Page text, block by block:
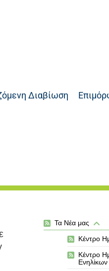
Διαβίωση
Τα Νέα μας
Κέντρο
Κέντρο
Ενηλίκων